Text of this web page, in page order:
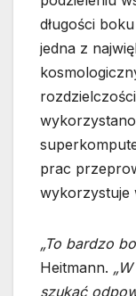
długości
jedna z
prac
wykorzystuje
„To bardzo
Heitmann.
szukać